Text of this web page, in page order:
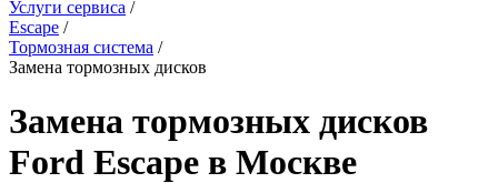
Услуги сервиса /
Escape /
Тормозная система /
Замена тормозных дисков
Замена тормозных дисков
Ford Escape в Москве